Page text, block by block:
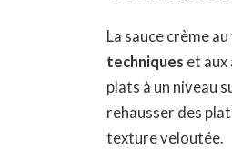
La sauce crème
techniques et aux
plats à un niveau
rehausser des
texture veloutée.